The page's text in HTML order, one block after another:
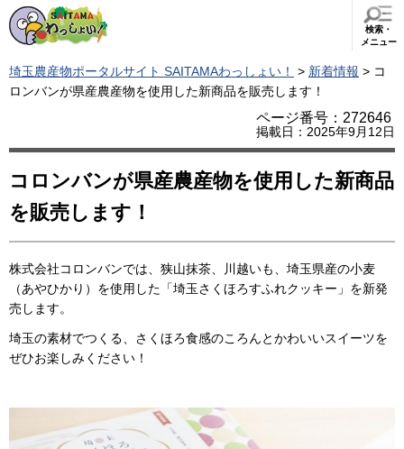
検索・
メニュー
埼玉農産物ポータルサイト SAITAMAわっしょい！ > 新着情報 > コ
ロンバンが県産農産物を使用した新商品を販売します！
ページ番号：272646
掲載日：2025年9月12日
コロンバンが県産農産物を使用した新商品
を販売します！
株式会社コロンバンでは、狭山抹茶、川越いも、埼玉県産の小麦
（あやひかり）を使用した「埼玉さくほろすふれクッキー」を新発
売します。
埼玉の素材でつくる、さくほろ食感のころんとかわいいスイーツを
ぜひお楽しみください！